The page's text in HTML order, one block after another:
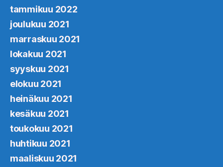
tammikuu 2022
joulukuu 2021
marraskuu 2021
lokakuu 2021
syyskuu 2021
elokuu 2021
heinäkuu 2021
kesäkuu 2021
toukokuu 2021
huhtikuu 2021
maaliskuu 2021